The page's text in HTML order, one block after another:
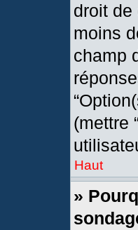
droit
moins
champ
(mettre
Haut
»